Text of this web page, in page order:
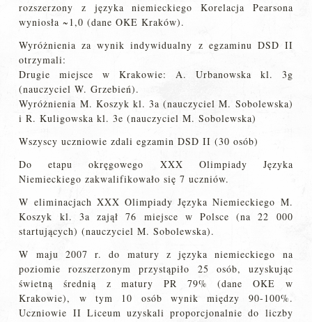
rozszerzony z języka niemieckiego Korelacja Pearsona
wyniosła ~1,0 (dane OKE Kraków).
Wyróżnienia za wynik indywidualny z egzaminu DSD II
otrzymali:
Drugie miejsce w Krakowie: A. Urbanowska kl. 3g
(nauczyciel W. Grzebień).
Wyróżnienia M. Koszyk kl. 3a (nauczyciel M. Sobolewska)
i R. Kuligowska kl. 3e (nauczyciel M. Sobolewska)
Wszyscy uczniowie zdali egzamin DSD II (30 osób)
Do etapu okręgowego XXX Olimpiady Języka
Niemieckiego zakwalifikowało się 7 uczniów.
W eliminacjach XXX Olimpiady Języka Niemieckiego M.
Koszyk kl. 3a zajął 76 miejsce w Polsce (na 22 000
startujących) (nauczyciel M. Sobolewska).
W maju 2007 r. do matury z języka niemieckiego na
poziomie rozszerzonym przystąpiło 25 osób, uzyskując
świetną średnią z matury PR 79% (dane OKE w
Krakowie), w tym 10 osób wynik między 90-100%.
Uczniowie II Liceum uzyskali proporcjonalnie do liczby